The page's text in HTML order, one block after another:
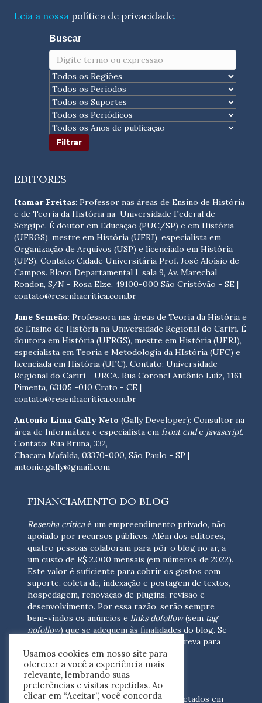
Leia a nossa política de privacidade.
Buscar
EDITORES
Itamar Freitas: Professor nas áreas de Ensino de História
e de Teoria da História na Universidade Federal de
Sergipe. É doutor em Educação (PUC/SP) e em História
(UFRGS), mestre em História (UFRJ), especialista em
Organização de Arquivos (USP) e licenciado em História
(UFS). Contato: Cidade Universitária Prof. José Aloísio de
Campos. Bloco Departamental I, sala 9, Av. Marechal
Rondon, S/N - Rosa Elze, 49100-000 São Cristóvão - SE |
contato@resenhacritica.com.br
Jane Semeão: Professora nas áreas de Teoria da História e
de Ensino de História na Universidade Regional do Cariri. É
doutora em História (UFRGS), mestre em História (UFRJ),
especialista em Teoria e Metodologia da HIstória (UFC) e
licenciada em História (UFC). Contato: Universidade
Regional do Cariri - URCA. Rua Coronel Antônio Luíz, 1161,
Pimenta, 63105 -010 Crato - CE |
contato@resenhacritica.com.br
Antonio Lima Gally Neto (Gally Developer): Consultor na
área de Informática e especialista em front ende javascript.
Contato: Rua Bruna, 332,
Chacara Mafalda, 03370-000, São Paulo - SP |
antonio.gally@gmail.com
FINANCIAMENTO DO BLOG
Resenha críticaé um empreendimento privado, não
apoiado por recursos públicos. Além dos editores,
quatro pessoas colaboram para pôr o blog no ar, a
um custo de R$ 2.000 mensais (em números de 2022).
Este valor é suficiente para cobrir os gastos com
suporte, coleta de, indexação e postagem de textos,
hospedagem, renovação de plugins, revisão e
desenvolvimento. Por essa razão, serão sempre
bem-vindos os anúncios e links dofollow(sem tag
nofollow) que se adequem às finalidades do blog. Se
escreva para
nós(contato@resenhacritica.com.br)
FONTES E ACERVO
As resenhas, dossiês e sumários são coletados em
Usamos cookies em nosso site para
oferecer a você a experiência mais
relevante, lembrando suas
preferências e visitas repetidas. Ao
clicar em “Aceitar”, você concorda